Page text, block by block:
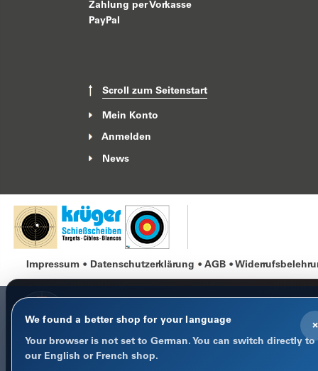
Zahlung per Vorkasse
PayPal
Scroll zum Seitenstart
Mein Konto
Anmelden
News
Impressum Datenschutzerklärung AGB
×
We found a better shop for your language
Your browser is not set to German. You can switch directly to
our English or French shop.
COOKIE-HINWEIS
Datenschutz im Fokus